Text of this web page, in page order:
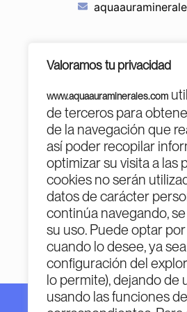
Valoramos tu privacidad
www.aquaauraminerales.com
de terceros para
de la navegación que
así poder recopilar
optimizar su visita a las
cookies no serán
datos de carácter
continúa navegando,
su uso. Puede optar
cuando lo desee, ya
configuración del
lo permite), dejando de
usando las funciones